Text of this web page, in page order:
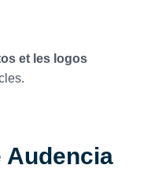
et les logos
Audencia